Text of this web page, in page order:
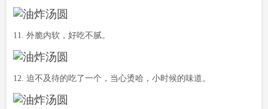
11. 外脆内软，好吃不腻。
12. 迫不及待的吃了一个，当心烫哈，小时候的味道。